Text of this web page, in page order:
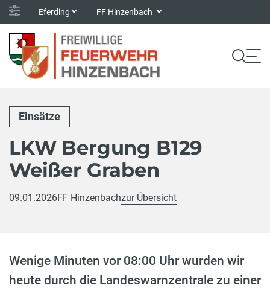
Eferding FF Hinzenbach
Einsätze
LKW Bergung B129
Weißer Graben
09.01.2026FF Hinzenbachzur Übersicht
Wenige Minuten vor 08:00 Uhr wurden wir
heute durch die Landeswarnzentrale zu einer